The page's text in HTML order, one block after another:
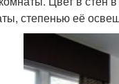
степенью её